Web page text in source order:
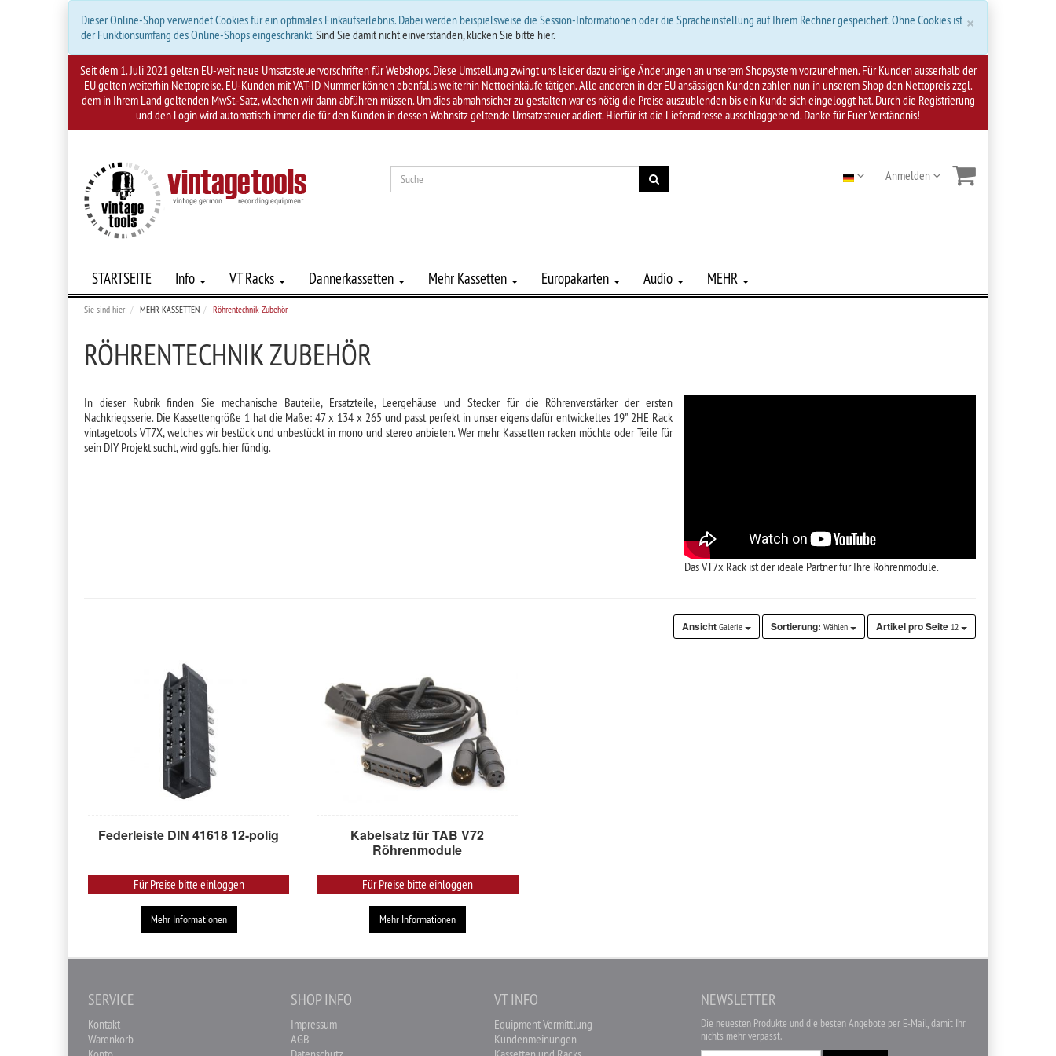
×
Dieser Online-Shop verwendet Cookies für ein optimales Einkaufserlebnis. Dabei werden beispielsweise die Session-Informationen oder die Spracheinstellung auf Ihrem Rechner gespeichert. Ohne Cookies ist
der Funktionsumfang des Online-Shops eingeschränkt.Sind Sie damit nicht einverstanden, klicken Sie bitte hier.
Seit dem 1. Juli 2021 gelten EU-weit neue Umsatzsteuervorschriften für Webshops. Diese Umstellung zwingt uns leider dazu einige Änderungen an unserem Shopsystem vorzunehmen. Für Kunden ausserhalb der
EU gelten weiterhin Nettopreise. EU-Kunden mit VAT-ID Nummer können ebenfalls weiterhin Nettoeinkäufe tätigen. Alle anderen in der EU ansässigen Kunden zahlen nun in unserem Shop den Nettopreis zzgl.
dem in Ihrem Land geltenden MwSt.-Satz, wlechen wir dann abführen müssen. Um dies abmahnsicher zu gestalten war es nötig die Preise auszublenden bis ein Kunde sich eingeloggt hat. Durch die Registrierung
und den Login wird automatisch immer die für den Kunden in dessen Wohnsitz geltende Umsatzsteuer addiert. Hierfür ist die Lieferadresse ausschlaggebend. Danke für Euer Verständnis!
Anmelden
STARTSEITE Info VT Racks Dannerkassetten Mehr Kassetten Europakarten Audio MEHR
Sie sind hier: MEHR KASSETTEN Röhrentechnik Zubehör
RÖHRENTECHNIK ZUBEHÖR
In dieser Rubrik finden Sie mechanische Bauteile, Ersatzteile, Leergehäuse und Stecker für die Röhrenverstärker der ersten
Nachkriegsserie. Die Kassettengröße 1 hat die Maße: 47 x 134 x 265 und passt perfekt in unser eigens dafür entwickeltes 19" 2HE Rack
vintagetools VT7X, welches wir bestück und unbestückt in mono und stereo anbieten. Wer mehr Kassetten racken möchte oder Teile für
sein DIY Projekt sucht, wird ggfs. hier fündig.
Das VT7x Rack ist der ideale Partner für Ihre Röhrenmodule.
Ansicht Galerie Sortierung: Wählen Artikel pro Seite 12
Federleiste DIN 41618 12-polig
Für Preise bitte einloggen
Mehr Informationen
Kabelsatz für TAB V72
Röhrenmodule
Für Preise bitte einloggen
Mehr Informationen
SERVICE
Kontakt
Warenkorb
SHOP INFO
Impressum
AGB
VT INFO
Equipment Vermittlung
Kundenmeinungen
NEWSLETTER
Die neuesten Produkte und die besten Angebote per E-Mail, damit Ihr
nichts mehr verpasst.